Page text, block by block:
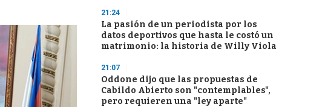
21:24
La pasión de un periodista por los
datos deportivos que hasta le costó un
matrimonio: la historia de Willy Viola
21:07
Oddone dijo que las propuestas de
Cabildo Abierto son "contemplables",
pero requieren una "ley aparte"